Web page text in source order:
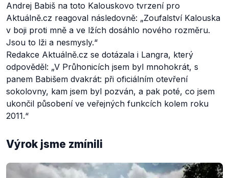
Andrej Babiš na toto Kalouskovo tvrzení pro
Aktuálně.cz reagoval následovně: „Zoufalství Kalouska
v boji proti mně a ve lžích dosáhlo nového rozměru.
Jsou to lži a nesmysly.“
Redakce Aktuálně.cz se dotázala i Langra, který
odpověděl: „V Průhonicích jsem byl mnohokrát, s
panem Babišem dvakrát: při oficiálním otevření
sokolovny, kam jsem byl pozván, a pak poté, co jsem
ukončil působení ve veřejných funkcích kolem roku
2011.“
Výrok jsme zmínili